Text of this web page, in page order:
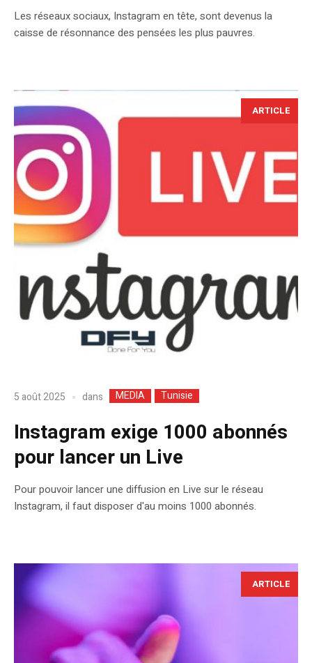
Les réseaux sociaux, Instagram en tête, sont devenus la
caisse de résonnance des pensées les plus pauvres.
ARTICLE
5 août 2025 dans MEDIA Tunisie
Instagram exige 1000 abonnés
pour lancer un Live
Pour pouvoir lancer une diffusion en Live sur le réseau
Instagram, il faut disposer d'au moins 1000 abonnés.
ARTICLE